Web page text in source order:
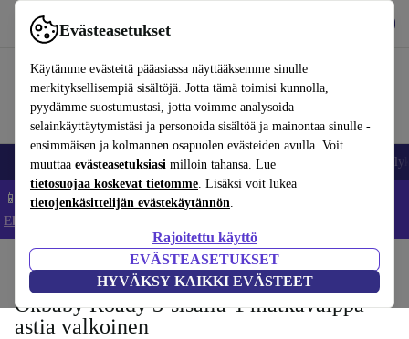
Evästeasetukset
Käytämme evästeitä pääasiassa näyttääksemme sinulle
merkityksellisempiä sisältöjä. Jotta tämä toimisi kunnolla,
pyydämme suostumustasi, jotta voimme analysoida
selainkäyttäytymistäsi ja personoida sisältöä ja mainontaa sinulle -
ensimmäisen ja kolmannen osapuolen evästeiden avulla. Voit
muuttaa evästeasetuksiasi milloin tahansa. Lue
tietosuojaa koskevat tietomme. Lisäksi voit lukea
tietojenkäsittelijän evästekäytännön.
Rajoitettu käyttö
EVÄSTEASETUKSET
HYVÄKSY KAIKKI EVÄSTEET
Käytä refurbed-palvelua nopeasti ja helposti
Matkapuhelimet ja älypuhelimet Kannettavat tietokoneet
📱 Säästä 5 % LISÄÄ iPhoneista – Koodi: IPHONEDEAL –
Ehdot ja säännöt
Potat ja pesut Potat
Okbaby Roady 3-sisällä-1 matkavaippa-
astia valkoinen